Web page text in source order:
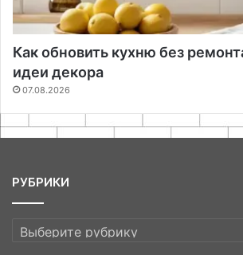
Как обновить кухню без
идеи декора
07.08.2026
РУБРИКИ
РУБРИКИ